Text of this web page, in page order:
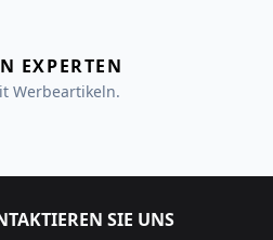
EXPERTEN
Werbeartikeln.
SIE UNS